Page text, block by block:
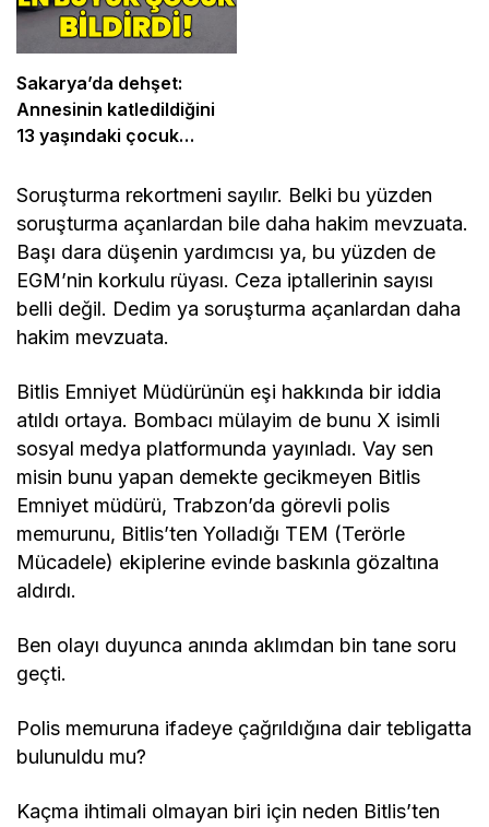
Sakarya’da dehşet:
Annesinin katledildiğini
13 yaşındaki çocuk
Soruşturma rekortmeni sayılır. Belki bu yüzden
soruşturma açanlardan bile daha hakim mevzuata.
Başı dara düşenin yardımcısı ya, bu yüzden de
EGM’nin korkulu rüyası. Ceza iptallerinin sayısı
belli değil. Dedim ya soruşturma açanlardan daha
hakim mevzuata.
Bitlis Emniyet Müdürünün eşi hakkında bir iddia
atıldı ortaya. Bombacı mülayim de bunu X isimli
sosyal medya platformunda yayınladı. Vay sen
misin bunu yapan demekte gecikmeyen Bitlis
Emniyet müdürü, Trabzon’da görevli polis
memurunu, Bitlis’ten Yolladığı TEM (Terörle
Mücadele) ekiplerine evinde baskınla gözaltına
aldırdı.
Ben olayı duyunca anında aklımdan bin tane soru
geçti.
Polis memuruna ifadeye çağrıldığına dair tebligatta
bulunuldu mu?
Kaçma ihtimali olmayan biri için neden Bitlis’ten